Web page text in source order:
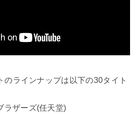
のラインナップは以下の30タイト
ラザーズ(任天堂)